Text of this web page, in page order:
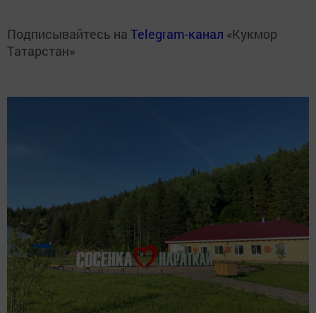
Подписывайтесь на Telegram-канал «Кукмор
Татарстан»